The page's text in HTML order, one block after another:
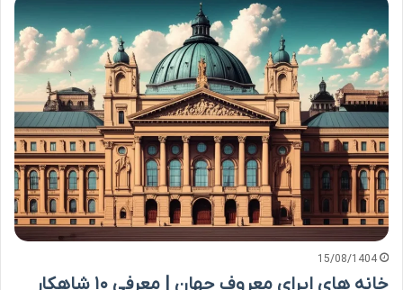
15/08/1404
خانه های اپرای معروف جهان | معرفی ۱۰ شاهکار